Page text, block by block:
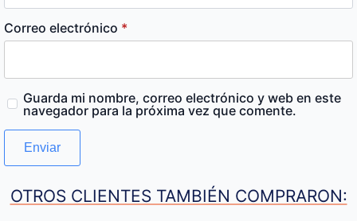
Correo electrónico *
Guarda mi nombre, correo electrónico y web en este
navegador para la próxima vez que comente.
OTROS CLIENTES TAMBIÉN COMPRARON: